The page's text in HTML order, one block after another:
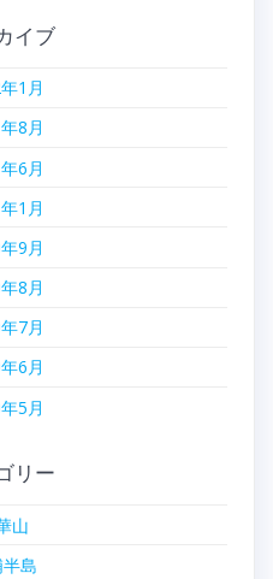
イブ
1月
8月
6月
1月
9月
8月
7月
6月
5月
リー
山
島